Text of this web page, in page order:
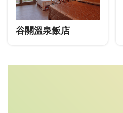
谷關溫泉飯店